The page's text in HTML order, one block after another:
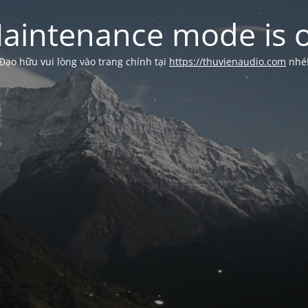
mode is
hữu vui lòng vào trang chính tại https://thuvienaudio.com